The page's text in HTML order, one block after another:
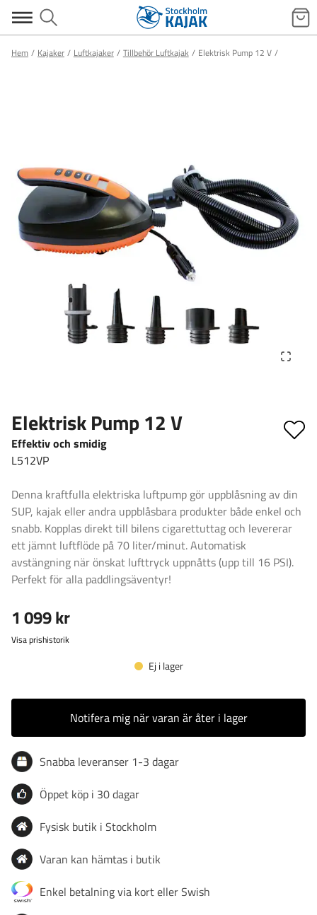
Hem Kajaker Luftkajaker Tillbehör Luftkajak Elektrisk Pump 12 V
Elektrisk Pump 12 V
Effektiv och smidig
L512VP
Denna kraftfulla elektriska luftpump gör uppblåsning av din
SUP, kajak eller andra uppblåsbara produkter både enkel och
snabb. Kopplas direkt till bilens cigarettuttag och levererar
ett jämnt luftflöde på 70 liter/minut. Automatisk
avstängning när önskat lufttryck uppnåtts (upp till 16 PSI).
Perfekt för alla paddlingsäventyr!
1 099 kr
Visa prishistorik
Ej i lager
Notifera mig när varan är åter i lager
Snabba leveranser 1-3 dagar
Öppet köp i 30 dagar
Fysisk butik i Stockholm
Varan kan hämtas i butik
Enkel betalning via kort eller Swish